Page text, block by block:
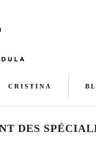
CRISTINA
DES